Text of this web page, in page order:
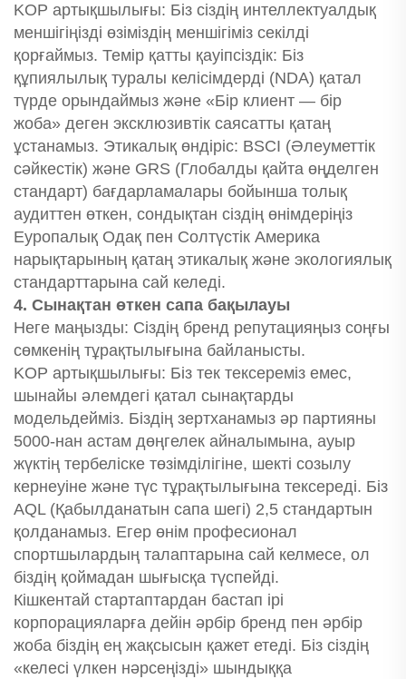
KOP артықшылығы: Біз сіздің интеллектуалдық
меншігіңізді өзіміздің меншігіміз секілді
қорғаймыз. Темір қатты қауіпсіздік: Біз
құпиялылық туралы келісімдерді (NDA) қатал
түрде орындаймыз және «Бір клиент — бір
жоба» деген эксклюзивтік саясатты қатаң
ұстанамыз. Этикалық өндіріс: BSCI (Әлеуметтік
сәйкестік) және GRS (Глобалды қайта өңделген
стандарт) бағдарламалары бойынша толық
аудиттен өткен, сондықтан сіздің өнімдеріңіз
Еуропалық Одақ пен Солтүстік Америка
нарықтарының қатаң этикалық және экологиялық
стандарттарына сай келеді.
4. Сынақтан өткен сапа бақылауы
Неге маңызды: Сіздің бренд репутацияңыз соңғы
сөмкенің тұрақтылығына байланысты.
KOP артықшылығы: Біз тек тексереміз емес,
шынайы әлемдегі қатал сынақтарды
модельдейміз. Біздің зертханамыз әр партияны
5000-нан астам дөңгелек айналымына, ауыр
жүктің тербеліске төзімділігіне, шекті созылу
кернеуіне және түс тұрақтылығына тексереді. Біз
AQL (Қабылданатын сапа шегі) 2,5 стандартын
қолданамыз. Егер өнім професионал
спортшылардың талаптарына сай келмесе, ол
біздің қоймадан шығысқа түспейді.
Кішкентай стартаптардан бастап ірі
корпорацияларға дейін әрбір бренд пен әрбір
жоба біздің ең жақсысын қажет етеді. Біз сіздің
«келесі үлкен нәрсеңізді» шындыққа